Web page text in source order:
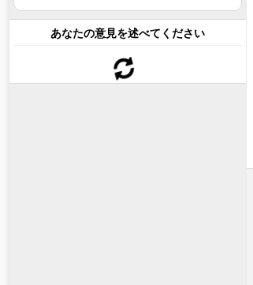
あなたの意見を述べてください